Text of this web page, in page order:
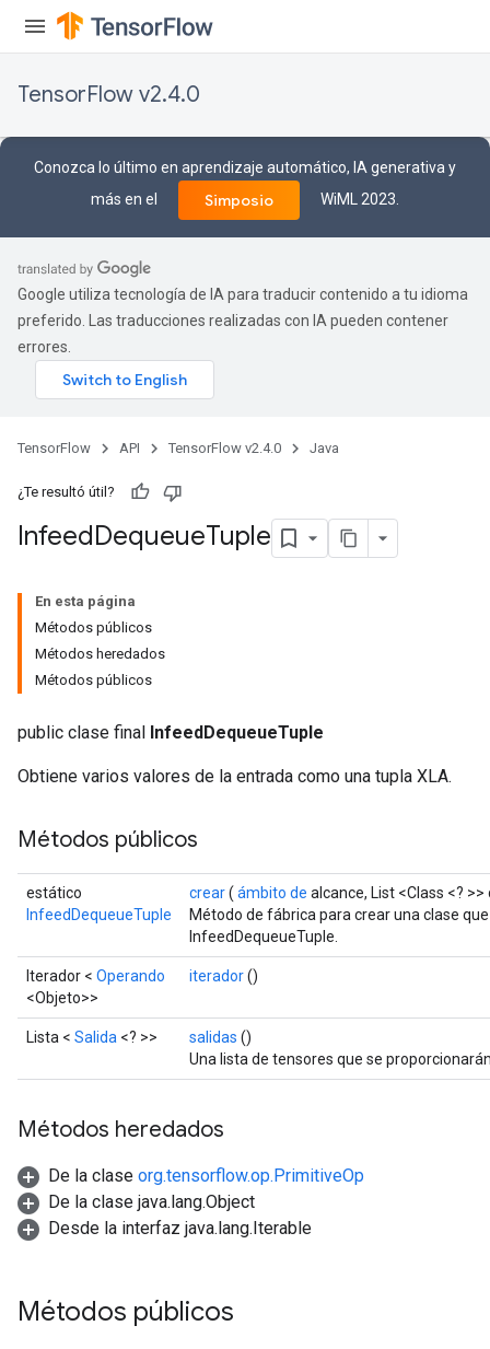
TensorFlow v2.4.0
Conozca lo último en aprendizaje automático, IA generativa y
más en el
Simposio WiML 2023.
Google utiliza tecnología de IA para traducir contenido a tu idioma
preferido. Las traducciones realizadas con IA pueden contener
errores.
TensorFlow API TensorFlow v2.4.0 Java
¿Te resultó útil?
InfeedDequeueTuple
En esta página
Métodos públicos
Métodos heredados
Métodos públicos
public clase final InfeedDequeueTuple
Obtiene varios valores de la entrada como una tupla XLA.
Métodos públicos
estático
InfeedDequeueTuple
crear( ámbito de alcance, List <Class <?
Método de fábrica para crear una clase
InfeedDequeueTuple.
Iterador < Operando
<Objeto>>
iterador()
Lista < Salida <? >> salidas ()
Una lista de tensores que se
Métodos heredados
De la clase org.tensorflow.op.PrimitiveOp
De la clase java.lang.Object
Desde la interfaz java.lang.Iterable
Métodos públicos